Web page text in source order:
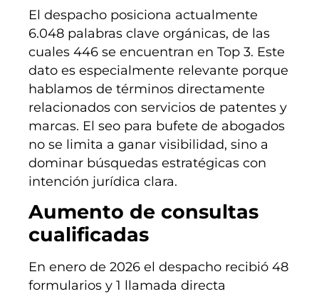
El despacho posiciona actualmente
6.048 palabras clave orgánicas, de las
cuales 446 se encuentran en Top 3. Este
dato es especialmente relevante porque
hablamos de términos directamente
relacionados con servicios de patentes y
marcas. El seo para bufete de abogados
no se limita a ganar visibilidad, sino a
dominar búsquedas estratégicas con
intención jurídica clara.
Aumento de consultas
cualificadas
En enero de 2026 el despacho recibió 48
formularios y 1 llamada directa